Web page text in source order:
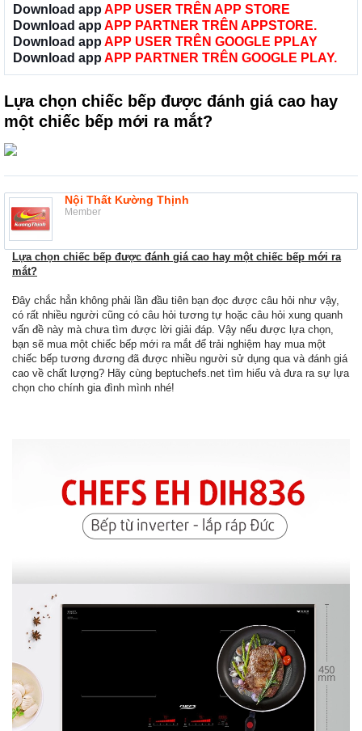
Download app APP USER TRÊN APP STORE
Download app APP PARTNER TRÊN APPSTORE.
Download app APP USER TRÊN GOOGLE PPLAY
Download app APP PARTNER TRÊN GOOGLE PLAY.
Lựa chọn chiếc bếp được đánh giá cao hay
một chiếc bếp mới ra mắt?
Nội Thất Kường Thịnh
Member
Lựa chọn chiếc bếp được đánh giá cao hay một chiếc bếp mới ra
mắt?
Đây chắc hẳn không phải lần đầu tiên bạn đọc được câu hỏi như vậy,
có rất nhiều người cũng có câu hỏi tương tự hoặc câu hỏi xung quanh
vấn đề này mà chưa tìm được lời giải đáp. Vậy nếu được lựa chọn,
bạn sẽ mua một chiếc bếp mới ra mắt để trải nghiệm hay mua một
chiếc bếp tương đương đã được nhiều người sử dụng qua và đánh giá
cao về chất lượng? Hãy cùng beptuchefs.net tìm hiểu và đưa ra sự lựa
chọn cho chính gia đình mình nhé!